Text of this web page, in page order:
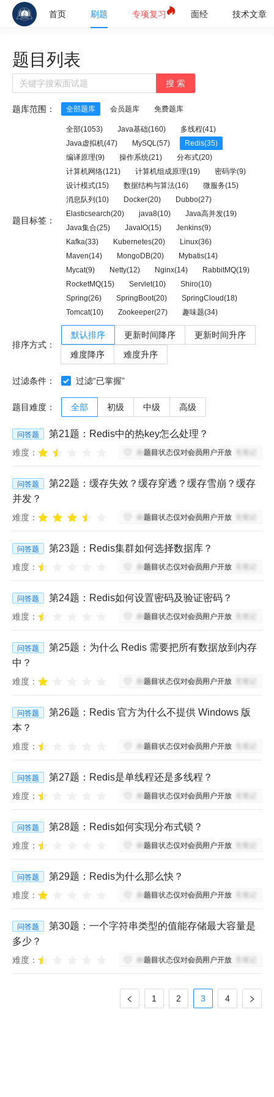
首页 刷题 专项复习 面经 技术文章
题目列表
搜 索
题库范围： 全部题库 会员题库 免费题库
题目标签：
全部(1053) Java基础(160)
多线程(41)
Java虚拟机(47)
MySQL(57)
Redis(35)
编译原理(9)
操作系统(21)
分布式(20)
计算机网络(121)
计算机组成原理(19)
密码学(9)
设计模式(15)
数据结构与算法(16)
微服务(15)
消息队列(10)
Docker(20)
Dubbo(27)
Elasticsearch(20)
java8(10)
Java高并发(19)
Java集合(25)
JavaIO(15)
Jenkins(9)
Kafka(33)
Kubernetes(20)
Linux(36)
Maven(14)
MongoDB(20)
Mybatis(14)
Mycat(9)
Netty(12) Nginx(14)
RabbitMQ(19)
RocketMQ(15)
Servlet(10)
Shiro(10)
Spring(26)
SpringBoot(20)
SpringCloud(18)
Tomcat(10)
Zookeeper(27) 趣味题(34)
排序方式：
默认排序 更新时间降序
更新时间升序
难度降序
难度升序
过滤条件： 过滤“已掌握”
题目难度： 全部 初级 中级 高级
问答题 第21题： Redis中的热key怎么处理？
难度： 未收藏 未掌握
题目状态仅对会员用户开放
问答题 第22题： 缓存失效？缓存穿透？缓存雪崩？缓存
并发？
难度： 未收藏 未掌握
题目状态仅对会员用户开放
问答题 第23题： Redis集群如何选择数据库？
难度： 未收藏 未掌握
题目状态仅对会员用户开放
问答题 第24题： Redis如何设置密码及验证密码？
难度： 未收藏 未掌握
题目状态仅对会员用户开放
问答题 第25题： 为什么 Redis 需要把所有数据放到内存
中？
难度： 未收藏 未掌握
题目状态仅对会员用户开放
问答题 第26题： Redis 官方为什么不提供 Windows 版
本？
难度： 未收藏 未掌握
题目状态仅对会员用户开放
问答题 第27题： Redis是单线程还是多线程？
难度： 未收藏 未掌握
题目状态仅对会员用户开放
问答题 第28题： Redis如何实现分布式锁？
难度： 未收藏 未掌握
题目状态仅对会员用户开放
问答题 第29题： Redis为什么那么快？
难度： 未收藏 未掌握
题目状态仅对会员用户开放
问答题 第30题： 一个字符串类型的值能存储最大容量是
多少？
难度： 未收藏 未掌握
题目状态仅对会员用户开放
1 2 3 4